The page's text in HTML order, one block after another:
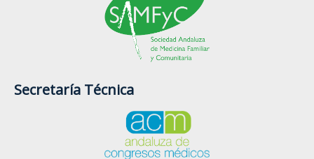
Secretaría Técnica